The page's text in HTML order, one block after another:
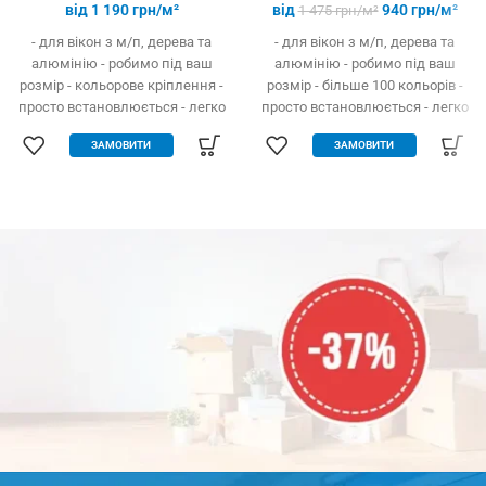
від 1 190грн/м²
- для вікон з м/п, дерева та
алюмінію - робимо під ваш
розмір - кольорове кріплення -
просто встановлюється - легко
дешевше аналогів за явних
ЗАМОВИТИ
від 1 475грн/м² 940грн/м²
- для вікон з м/п, дерева та
алюмінію - робимо під ваш
розмір - більше 100 кольорів -
просто встановлюється - легко
дешевше аналогів за явних
потрібний)
ЗАМОВИТИ